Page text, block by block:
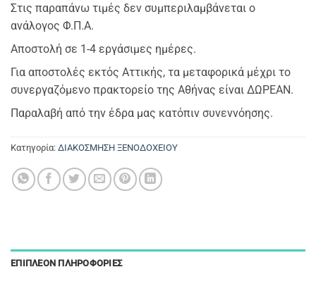
Στις παραπάνω τιμές δεν συμπεριλαμβάνεται ο
ανάλογος Φ.Π.Α.
Αποστολή σε 1-4 εργάσιμες ημέρες.
Για αποστολές εκτός Αττικής, τα μεταφορικά μέχρι το
συνεργαζόμενο πρακτορείο της Αθήνας είναι ΔΩΡΕΑΝ.
Παραλαβή από την έδρα μας κατόπιν συνεννόησης.
Κατηγορία: ΔΙΑΚΟΣΜΗΣΗ ΞΕΝΟΔΟΧΕΙΟΥ
ΕΠΙΠΛΈΟΝ ΠΛΗΡΟΦΟΡΊΕΣ